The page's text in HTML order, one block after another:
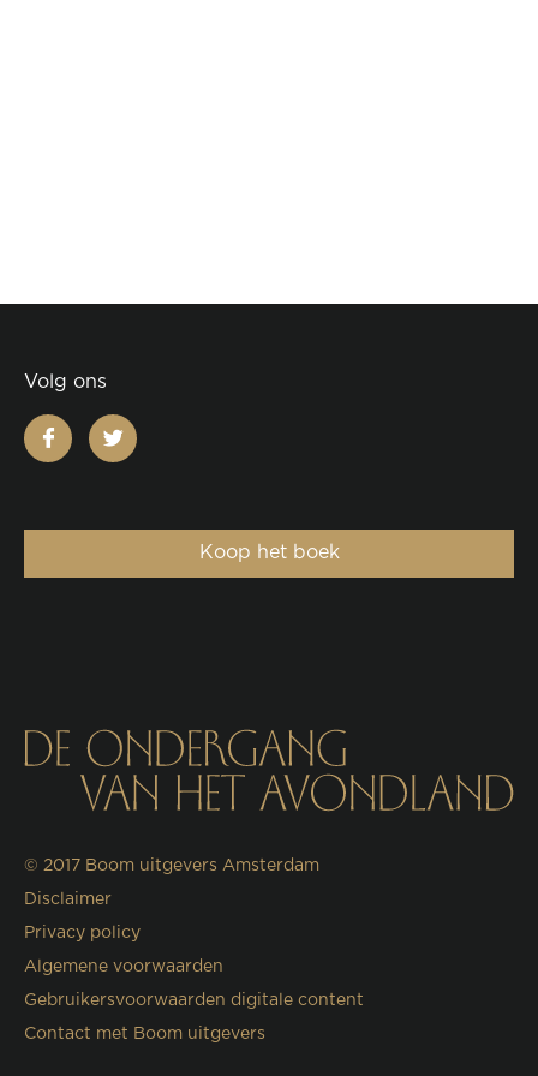
Volg ons
facebooktwitter
Koop het boek
© 2017 Boom uitgevers Amsterdam
Disclaimer
Privacy policy
Algemene voorwaarden
Gebruikersvoorwaarden digitale content
Contact met Boom uitgevers